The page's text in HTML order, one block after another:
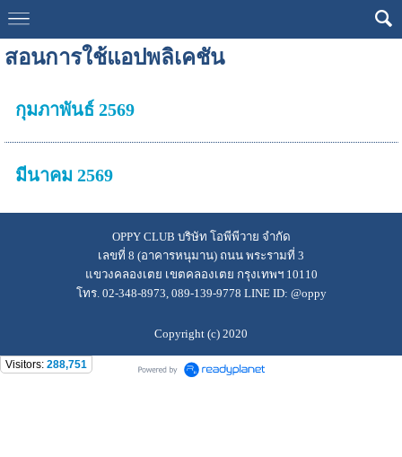
สอนการใช้แอปพลิเคชัน
กุมภาพันธ์ 2569
มีนาคม 2569
OPPY CLUB บริษัท โอพีพีวาย จำกัด
เลขที่ 8 (อาคารหนุมาน) ถนน พระรามที่ 3
แขวงคลองเตย เขตคลองเตย กรุงเทพฯ 10110
โทร. 02-348-8973, 089-139-9778 LINE ID: @oppy
Copyright (c) 2020
Visitors: 288,751